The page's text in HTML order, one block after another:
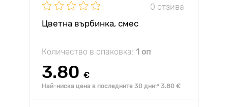
0 отзива
Цветна върбинка, смес
Количество в опаковка: 1 оп
3.80 €
Най-ниска цена в последните 30 дни:* 3.80 €